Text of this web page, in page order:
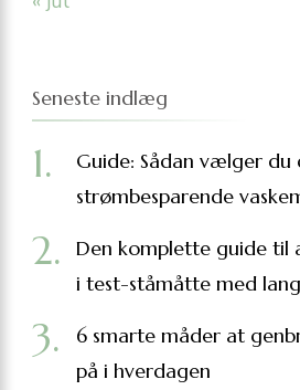
Seneste indlæg
Guide: Sådan vælger
strømbesparende
Den komplette guide til
i test-ståmåtte med
6 smarte måder at
på i hverdagen